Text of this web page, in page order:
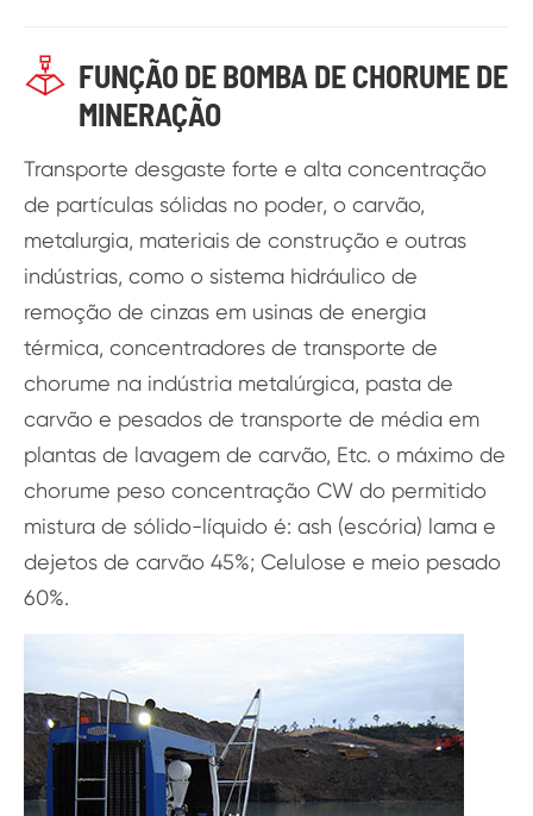
 FUNÇÃO DE BOMBA DE CHORUME DE
MINERAÇÃO
Transporte desgaste forte e alta concentração
de partículas sólidas no poder, o carvão,
metalurgia, materiais de construção e outras
indústrias, como o sistema hidráulico de
remoção de cinzas em usinas de energia
térmica, concentradores de transporte de
chorume na indústria metalúrgica, pasta de
carvão e pesados de transporte de média em
plantas de lavagem de carvão, Etc. o máximo de
chorume peso concentração CW do permitido
mistura de sólido-líquido é: ash (escória) lama e
dejetos de carvão 45%; Celulose e meio pesado
60%.